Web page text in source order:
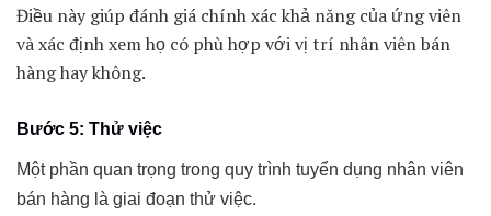
Điều này giúp đánh giá chính xác khả năng của ứng viên
và xác định xem họ có phù hợp với vị trí nhân viên bán
hàng hay không.
Bước 5: Thử việc
Một phần quan trọng trong quy trình tuyển dụng nhân viên
bán hàng là giai đoạn thử việc.